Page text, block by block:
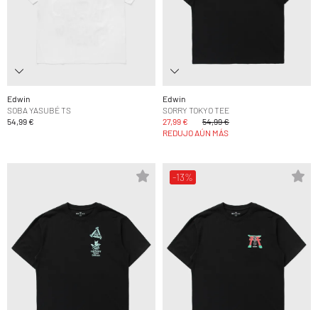
Edwin
SOBA YASUBÉ TS
54,99 €
Edwin
SORRY TOKYO TEE
27,99 €
54,99 €
REDUJO AÚN MÁS
-13%